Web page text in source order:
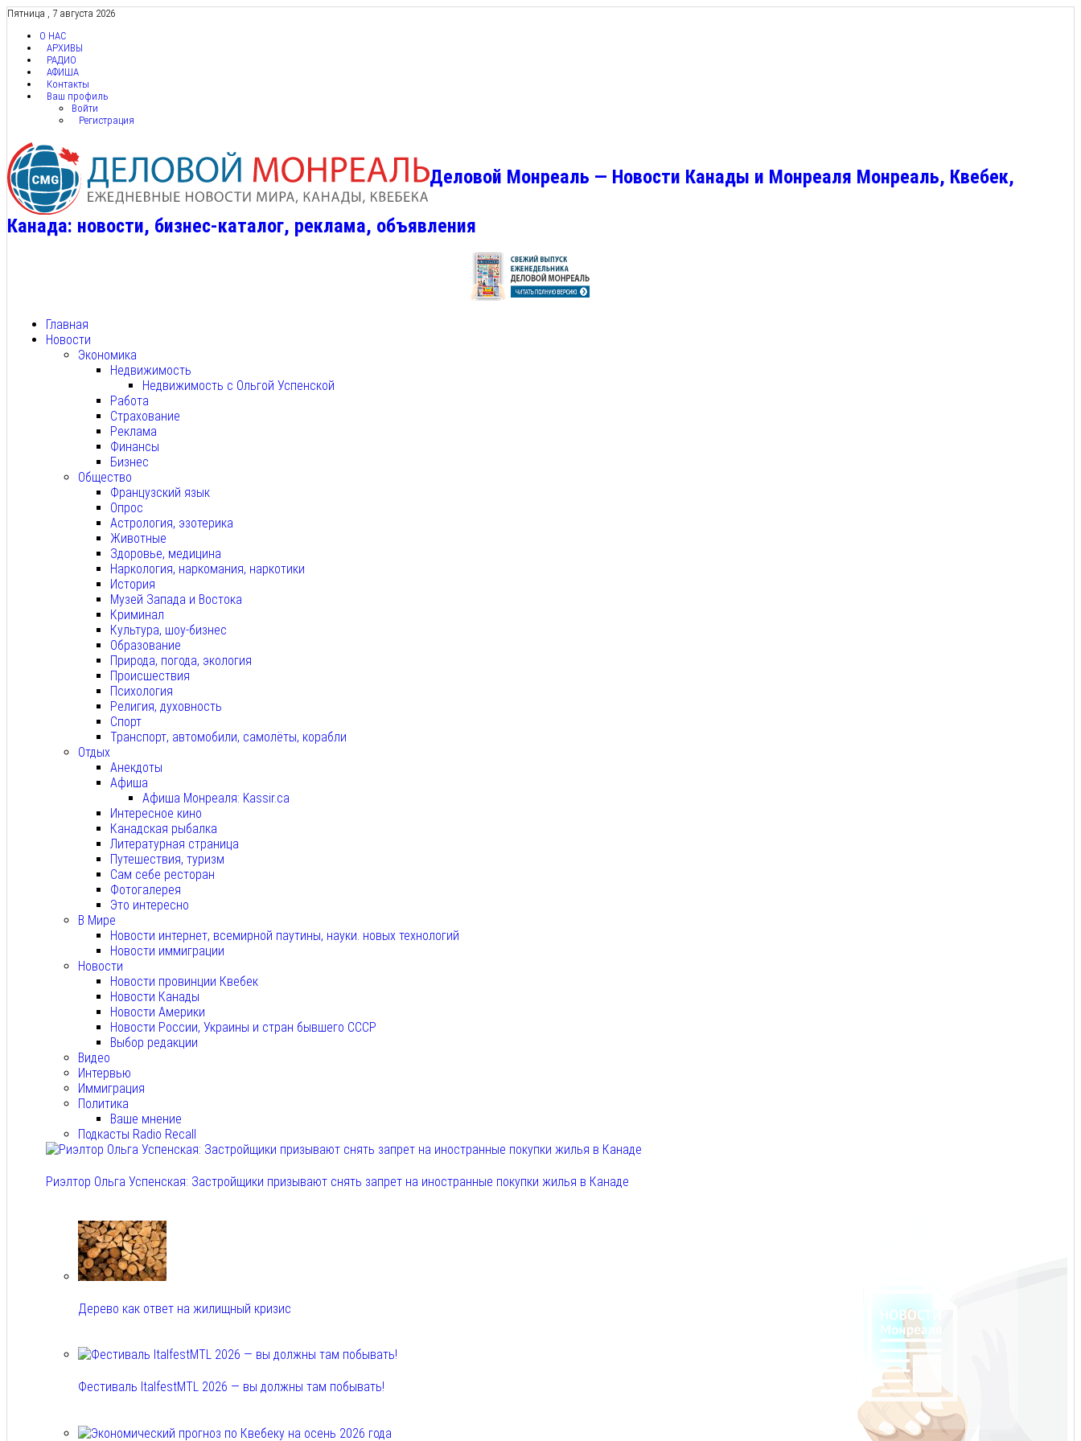
Пятница , 7 августа 2026
О НАС
АРХИВЫ
РАДИО
АФИША
Контакты
Ваш профиль
Войти
Регистрация
Деловой Монреаль — Новости Канады и Монреаля Монреаль, Квебек,
Канада: новости, бизнес-каталог, реклама, объявления
Главная
Новости
Экономика
Недвижимость
Недвижимость с Ольгой Успенской
Работа
Страхование
Реклама
Финансы
Бизнес
Общество
Французский язык
Опрос
Астрология, эзотерика
Животные
Здоровье, медицина
Наркология, наркомания, наркотики
История
Музей Запада и Востока
Криминал
Культура, шоу-бизнес
Образование
Природа, погода, экология
Происшествия
Психология
Религия, духовность
Спорт
Транспорт, автомобили, самолёты, корабли
Отдых
Анекдоты
Афиша
Афиша Монреаля: Kassir.ca
Интересное кино
Канадская рыбалка
Литературная страница
Путешествия, туризм
Сам себе ресторан
Фотогалерея
Это интересно
В Мире
Новости интернет, всемирной паутины, науки. новых технологий
Новости иммиграции
Новости
Новости провинции Квебек
Новости Канады
Новости Америки
Новости России, Украины и стран бывшего СССР
Выбор редакции
Видео
Интервью
Иммиграция
Политика
Ваше мнение
Подкасты Radio Recall
Риэлтор Ольга Успенская: Застройщики призывают снять запрет на иностранные покупки жилья в Канаде
Дерево как ответ на жилищный кризис
Фестиваль ItalfestMTL 2026 — вы должны там побывать!